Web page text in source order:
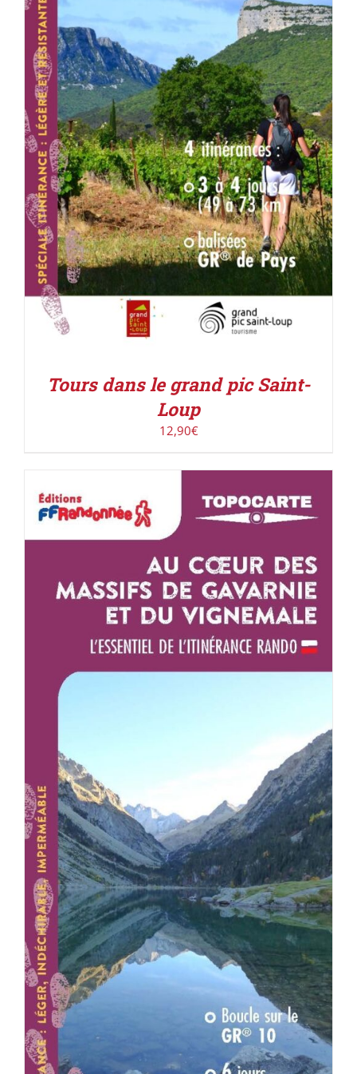
ACHETER LE PRODUIT / DÉTAILS
Tours dans le grand pic Saint-
Loup
12,90€
AJOUTER AU PANIER / DÉTAILS